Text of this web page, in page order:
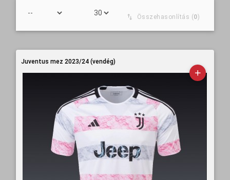
Összehasonlítás (0)
Juventus mez 2023/24 (vendég)